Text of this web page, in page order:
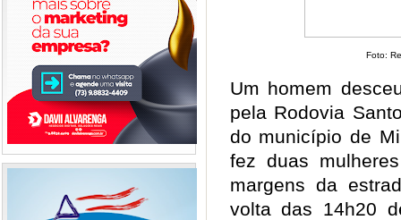
Foto:
Um homem
pela Rodovia
do município de
fez duas
margens da
volta das 14h20